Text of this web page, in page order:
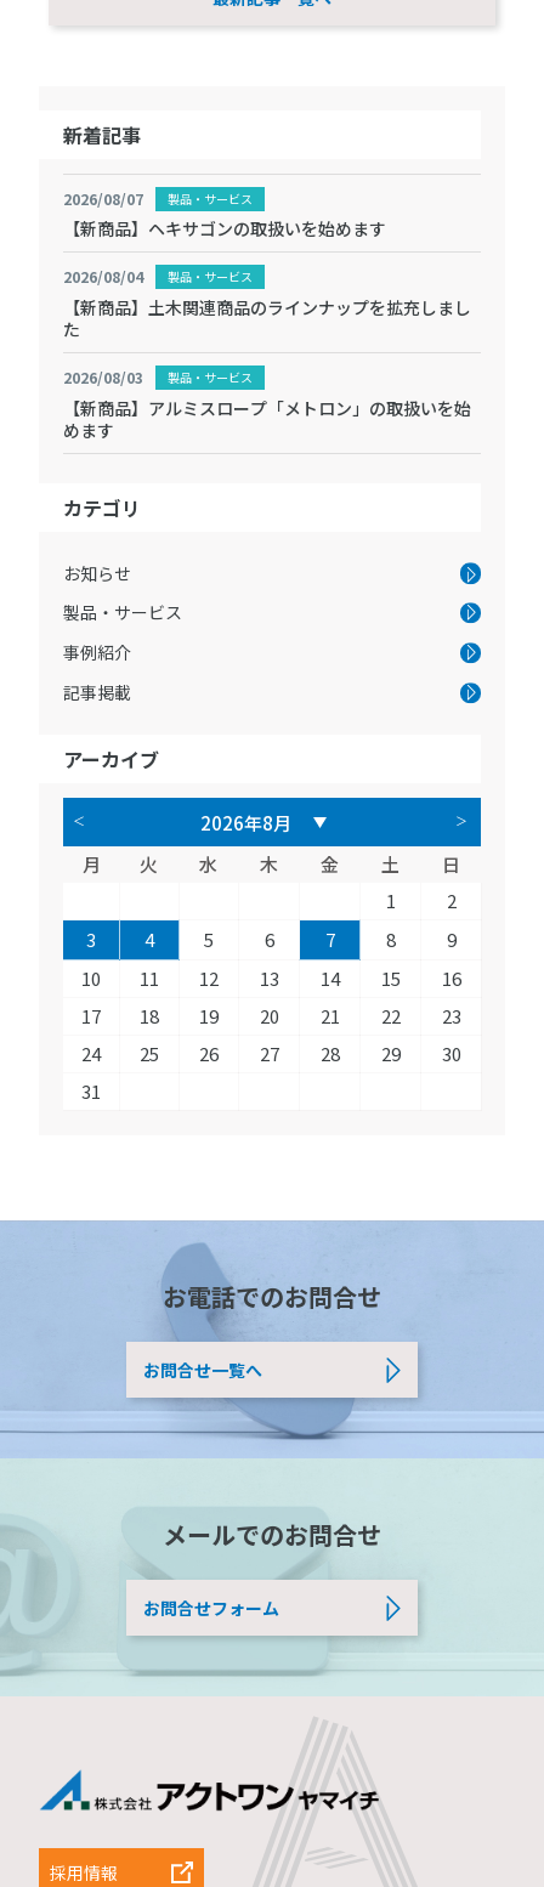
新着記事
2026/08/07 製品・サービス
【新商品】ヘキサゴンの取扱いを始めます
2026/08/04 製品・サービス
【新商品】土木関連商品のラインナップを拡充しまし
た
2026/08/03 製品・サービス
【新商品】アルミスロープ「メトロン」の取扱いを始
めます
カテゴリ
お知らせ
製品・サービス
事例紹介
記事掲載
アーカイブ
月 火 水 木 金 土
日
1
2
3
4 5 6 7 8
9
10
11 12 13 14 15
16
17
18 19 20 21 22
23
24
25 26 27 28 29
30
31
お電話でのお問合せ
お問合せ一覧へ
メールでのお問合せ
お問合せフォーム
採用情報